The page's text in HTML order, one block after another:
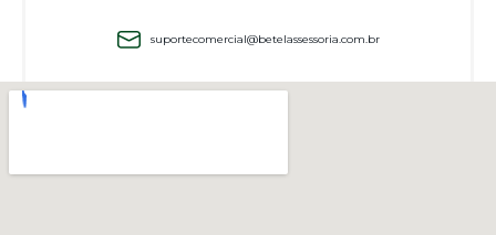
suportecomercial@betelassessoria.com.br